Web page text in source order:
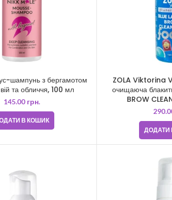
шампунь з бергамотом
та обличчя, 100 мл
145.00 грн.
В КОШИК
ZOLA Viktorina
очищаюча
BROW
ДОДАТИ